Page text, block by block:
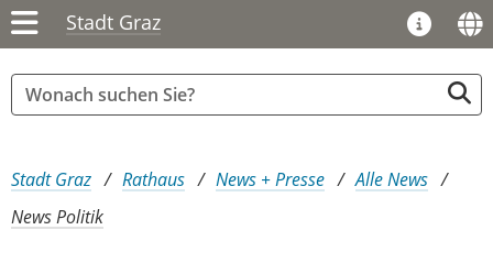
Stadt Graz
Sie sind hier:
Stadt Graz Rathaus News + Presse
Alle News
News Politik